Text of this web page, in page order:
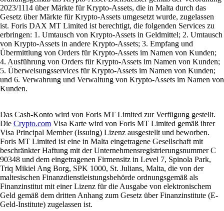
2023/1114 über Märkte für Krypto-Assets, die in Malta durch das
Gesetz über Märkte für Krypto-Assets umgesetzt wurde, zugelassen
ist. Foris DAX MT Limited ist berechtigt, die folgenden Services zu
erbringen: 1. Umtausch von Krypto-Assets in Geldmittel; 2. Umtausch
von Krypto-Assets in andere Krypto-Assets; 3. Empfang und
Übermittlung von Orders für Krypto-Assets im Namen von Kunden;
4. Ausführung von Orders für Krypto-Assets im Namen von Kunden;
5. Überweisungsservices für Krypto-Assets im Namen von Kunden;
und 6. Verwahrung und Verwaltung von Krypto-Assets im Namen von
Kunden.
Das Cash-Konto wird von Foris MT Limited zur Verfügung gestellt.
Die Crypto.com Visa Karte wird von Foris MT Limited gemäß ihrer
Visa Principal Member (Issuing) Lizenz ausgestellt und beworben.
Foris MT Limited ist eine in Malta eingetragene Gesellschaft mit
beschränkter Haftung mit der Unternehmensregistrierungsnummer C
90348 und dem eingetragenen Firmensitz in Level 7, Spinola Park,
Triq Mikiel Ang Borg, SPK 1000, St. Julians, Malta, die von der
maltesischen Finanzdienstleistungsbehörde ordnungsgemäß als
Finanzinstitut mit einer Lizenz für die Ausgabe von elektronischem
Geld gemäß dem dritten Anhang zum Gesetz über Finanzinstitute (E-
Geld-Institute) zugelassen ist.